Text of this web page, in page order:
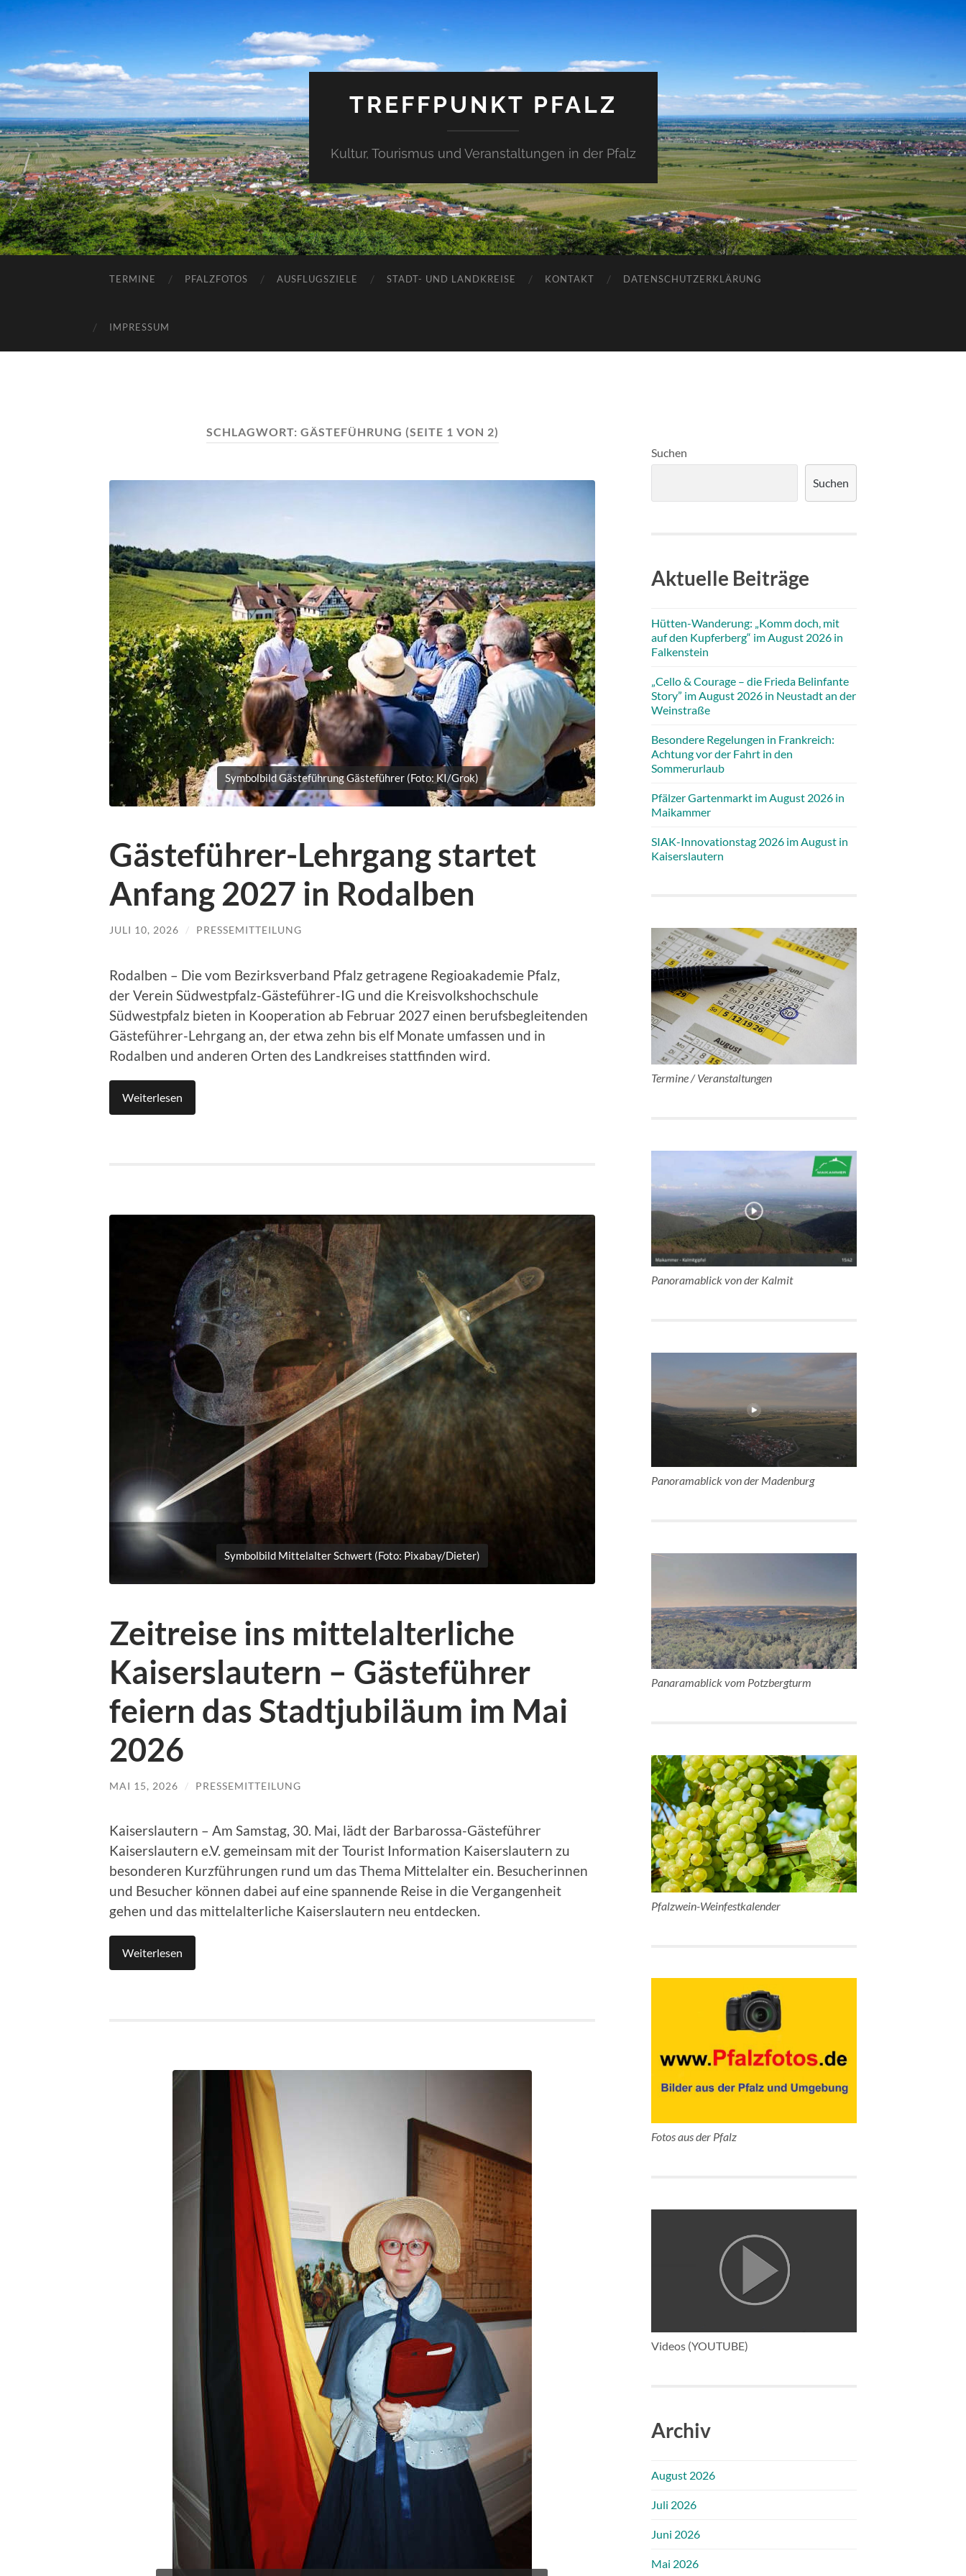
TREFFPUNKT PFALZ
Kultur, Tourismus und Veranstaltungen in der Pfalz
TERMINE PFALZFOTOS AUSFLUGSZIELE STADT- UND LANDKREISE KONTAKT DATENSCHUTZERKLÄRUNG
IMPRESSUM
SCHLAGWORT: GÄSTEFÜHRUNG (SEITE 1 VON 2)
Symbolbild Gästeführung Gästeführer (Foto: KI/Grok)
Gästeführer-Lehrgang startet
Anfang 2027 in Rodalben
JULI 10, 2026 / PRESSEMITTEILUNG
Rodalben – Die vom Bezirksverband Pfalz getragene Regioakademie Pfalz,
der Verein Südwestpfalz-Gästeführer-IG und die Kreisvolkshochschule
Südwestpfalz bieten in Kooperation ab Februar 2027 einen berufsbegleitenden
Gästeführer-Lehrgang an, der etwa zehn bis elf Monate umfassen und in
Rodalben und anderen Orten des Landkreises stattfinden wird.
Weiterlesen
Symbolbild Mittelalter Schwert (Foto: Pixabay/Dieter)
Zeitreise ins mittelalterliche
Kaiserslautern – Gästeführer
feiern das Stadtjubiläum im Mai
2026
MAI 15, 2026 / PRESSEMITTEILUNG
Kaiserslautern – Am Samstag, 30. Mai, lädt der Barbarossa-Gästeführer
Kaiserslautern e.V. gemeinsam mit der Tourist Information Kaiserslautern zu
besonderen Kurzführungen rund um das Thema Mittelalter ein. Besucherinnen
und Besucher können dabei auf eine spannende Reise in die Vergangenheit
gehen und das mittelalterliche Kaiserslautern neu entdecken.
Weiterlesen
Suchen
Suchen
Aktuelle Beiträge
Hütten-Wanderung: „Komm doch, mit
auf den Kupferberg“ im August 2026 in
Falkenstein
„Cello & Courage – die Frieda Belinfante
Story” im August 2026 in Neustadt an der
Weinstraße
Besondere Regelungen in Frankreich:
Achtung vor der Fahrt in den
Sommerurlaub
Pfälzer Gartenmarkt im August 2026 in
Maikammer
SIAK-Innovationstag 2026 im August in
Kaiserslautern
Termine / Veranstaltungen
Panoramablick von der Kalmit
Panoramablick von der Madenburg
Panaramablick vom Potzbergturm
Pfalzwein-Weinfestkalender
Fotos aus der Pfalz
Videos (YOUTUBE)
Archiv
August 2026
Juli 2026
Juni 2026
Mai 2026